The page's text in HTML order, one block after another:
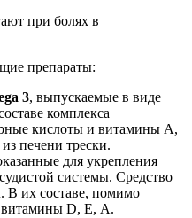
при болях в
препараты:
3, выпускаемые в виде
комплекса
кислоты и витамины А,
печени трески.
для укрепления
системы. Средство
В их составе, помимо
витамины D, Е, А.